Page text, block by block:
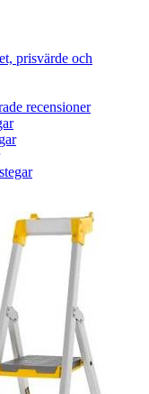
prisvärde och
recensioner